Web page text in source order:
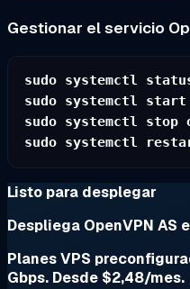
Gestionar el servicio
sudo systemctl
sudo systemctl
sudo systemctl
Listo para desplegar
Despliega OpenVPN AS
Planes VPS
Gbps. Desde $2,48/mes.